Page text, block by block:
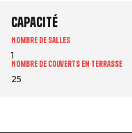
Capacité
Nombre de salles
1
Nombre de couverts en terrasse
25